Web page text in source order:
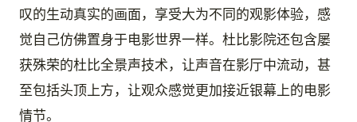
叹的生动真实的画面，享受大为不同的观影体验，感
觉自己仿佛置身于电影世界一样。杜比影院还包含屡
获殊荣的杜比全景声技术，让声音在影厅中流动，甚
至包括头顶上方，让观众感觉更加接近银幕上的电影
情节。